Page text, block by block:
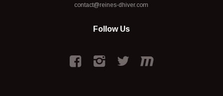
contact@reines-dhiver.com
Follow Us